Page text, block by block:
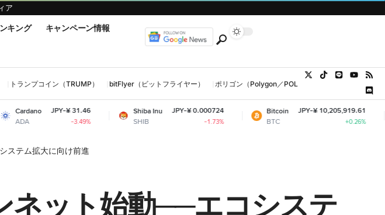
ア
キング キャンペーン情報
トランプコイン（TRUMP） bitFlyer（ビットフライヤー） ポリゴン（Polygon／POL、MATIC）
JPY-¥ 31.46
-3.49%
Shiba Inu
SHIB
JPY-¥ 0.000724
Bitcoin
BTC
JPY-¥ 10,205,919.61
ETH
ステム拡大に向け前進
ネット始動──エコシステ